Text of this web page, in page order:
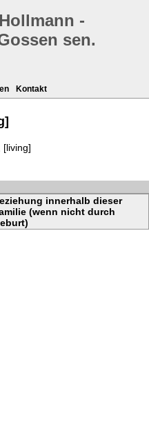
-
sen.
Kontakt
[living]
innerhalb dieser
(wenn nicht durch